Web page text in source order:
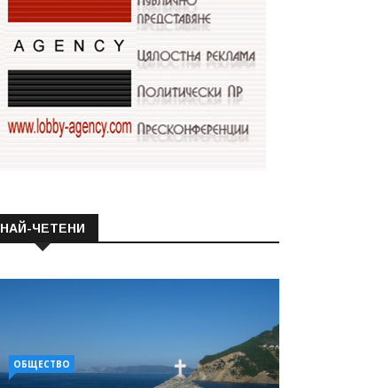
НАЙ-ЧЕТЕНИ
ОБЩЕСТВО